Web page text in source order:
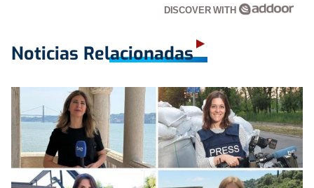
DISCOVER WITH
Noticias Relacionadas